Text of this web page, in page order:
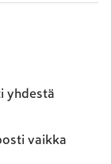
yhdestä
vaikka